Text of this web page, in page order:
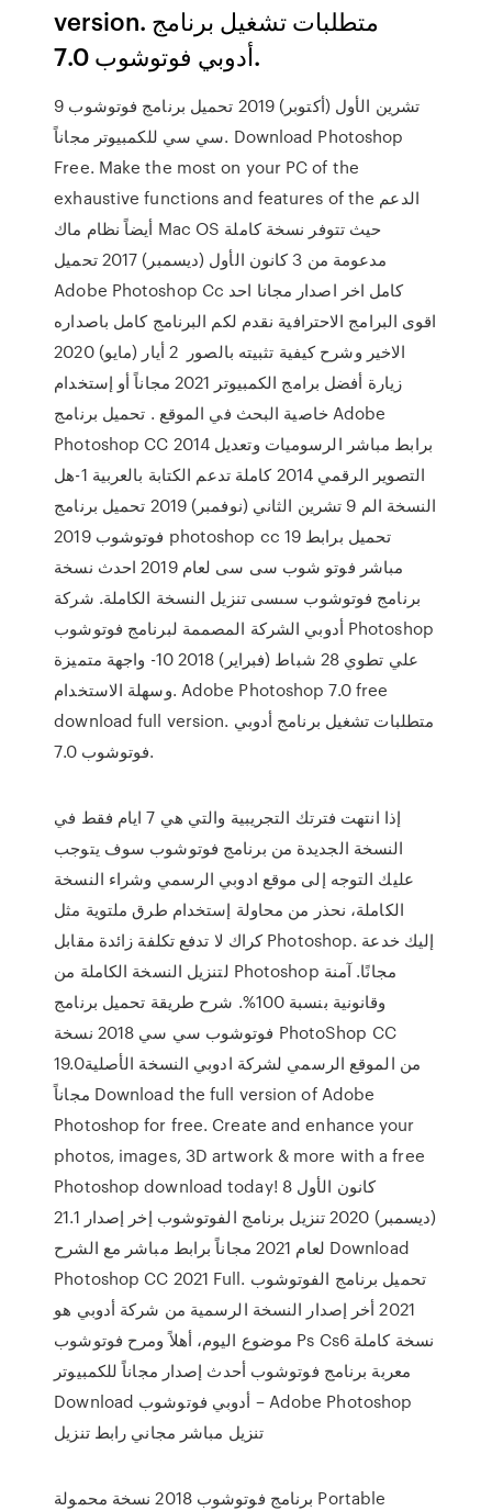
version. متطلبات تشغيل برنامج
أدوبي فوتوشوب 7.0.
9 تشرين الأول (أكتوبر) 2019 تحميل برنامج فوتوشوب
سي سي للكمبيوتر مجاناً. Download Photoshop
Free. Make the most on your PC of the
exhaustive functions and features of the الدعم
أيضاً نظام ماك Mac OS حيث تتوفر نسخة كاملة
مدعومة من 3 كانون الأول (ديسمبر) 2017 تحميل
Adobe Photoshop Cc كامل اخر اصدار مجانا احد
اقوى البرامج الاحترافية نقدم لكم البرنامج كامل باصداره
الاخير وشرح كيفية تثبيته بالصور 2 أيار (مايو) 2020
زيارة أفضل برامج الكمبيوتر 2021 مجاناً أو إستخدام
خاصية البحث في الموقع . تحميل برنامج Adobe
Photoshop CC 2014 برابط مباشر الرسوميات وتعديل
التصوير الرقمي 2014 كاملة تدعم الكتابة بالعربية 1-هل
النسخة الم 9 تشرين الثاني (نوفمبر) 2019 تحميل برنامج
فوتوشوب 2019 photoshop cc 19 تحميل برابط
مباشر فوتو شوب سى سى لعام 2019 احدث نسخة
برنامج فوتوشوب سىسى تنزيل النسخة الكاملة. شركة
أدوبي الشركة المصممة لبرنامج فوتوشوب Photoshop
علي تطوي 28 شباط (فبراير) 2018 10- واجهة متميزة
وسهلة الاستخدام. Adobe Photoshop 7.0 free
download full version. متطلبات تشغيل برنامج أدوبي
فوتوشوب 7.0.
إذا انتهت فترتك التجريبية والتي هي 7 ايام فقط في
النسخة الجديدة من برنامج فوتوشوب سوف يتوجب
عليك التوجه إلى موقع ادوبي الرسمي وشراء النسخة
الكاملة، نحذر من محاولة إستخدام طرق ملتوية مثل
كراك لا تدفع تكلفة زائدة مقابل Photoshop. إليك خدعة
لتنزيل النسخة الكاملة من Photoshop مجانًا. آمنة
وقانونية بنسبة 100%. شرح طريقة تحميل برنامج
فوتوشوب سي سي 2018 نسخة PhotoShop CC
19.0من الموقع الرسمي لشركة ادوبي النسخة الأصلية
مجاناً Download the full version of Adobe
Photoshop for free. Create and enhance your
photos, images, 3D artwork & more with a free
Photoshop download today! 8 كانون الأول
(ديسمبر) 2020 تنزيل برنامج الفوتوشوب إخر إصدار 21.1
لعام 2021 مجاناً برابط مباشر مع الشرح Download
Photoshop CC 2021 Full. تحميل برنامج الفوتوشوب
2021 أخر إصدار النسخة الرسمية من شركة أدوبي هو
موضوع اليوم، أهلاً ومرح فوتوشوب Ps Cs6 نسخة كاملة
معربة برنامج فوتوشوب أحدث إصدار مجاناً للكمبيوتر
Download أدوبي فوتوشوب – Adobe Photoshop
برنامج فوتوشوب 2018 نسخة محمولة Portable